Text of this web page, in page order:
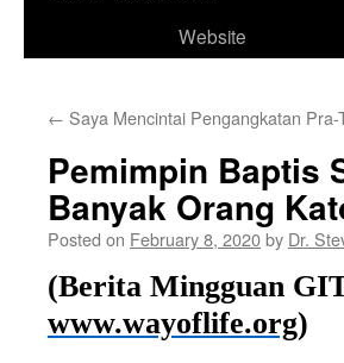
Website
← Saya Mencintai Pengangkatan Pra-
Pemimpin Baptis
Banyak Orang
Posted on February 8, 2020by Dr.
(Berita Mingguan
www.wayoflife.org)